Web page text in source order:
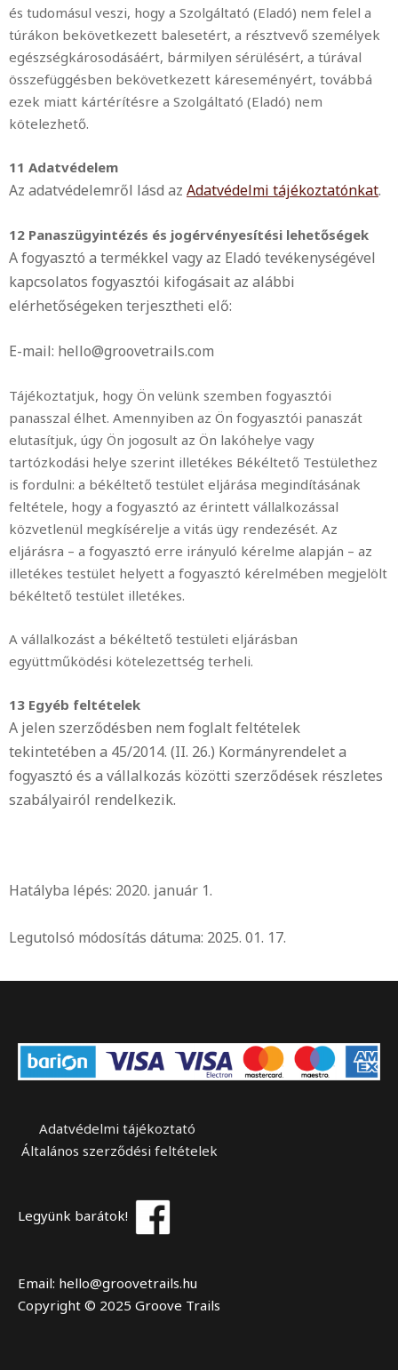
és tudomásul veszi, hogy a Szolgáltató (Eladó) nem felel a
túrákon bekövetkezett balesetért, a résztvevő személyek
egészségkárosodásáért, bármilyen sérülésért, a túrával
összefüggésben bekövetkezett káreseményért, továbbá
ezek miatt kártérítésre a Szolgáltató (Eladó) nem
kötelezhető.
11 Adatvédelem
Az adatvédelemről lásd az Adatvédelmi tájékoztatónkat.
12 Panaszügyintézés és jogérvényesítési lehetőségek
A fogyasztó a termékkel vagy az Eladó tevékenységével
kapcsolatos fogyasztói kifogásait az alábbi
elérhetőségeken terjesztheti elő:
E-mail: hello@groovetrails.com
Tájékoztatjuk, hogy Ön velünk szemben fogyasztói
panasszal élhet. Amennyiben az Ön fogyasztói panaszát
elutasítjuk, úgy Ön jogosult az Ön lakóhelye vagy
tartózkodási helye szerint illetékes Békéltető Testülethez
is fordulni: a békéltető testület eljárása megindításának
feltétele, hogy a fogyasztó az érintett vállalkozással
közvetlenül megkísérelje a vitás ügy rendezését. Az
eljárásra – a fogyasztó erre irányuló kérelme alapján – az
illetékes testület helyett a fogyasztó kérelmében megjelölt
békéltető testület illetékes.
A vállalkozást a békéltető testületi eljárásban
együttműködési kötelezettség terheli.
13 Egyéb feltételek
A jelen szerződésben nem foglalt feltételek
tekintetében a 45/2014. (II. 26.) Kormányrendelet a
fogyasztó és a vállalkozás közötti szerződések részletes
szabályairól rendelkezik.
Hatályba lépés: 2020. január 1.
Legutolsó módosítás dátuma: 2025. 01. 17.
Adatvédelmi tájékoztató
Általános szerződési feltételek
Legyünk barátok!
Email: hello@groovetrails.hu
Copyright © 2025 Groove Trails